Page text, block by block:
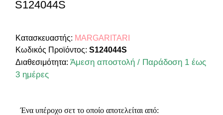
S124044S
Κατασκευαστής: MARGARITARI
Κωδικός Προϊόντος: S124044S
Διαθεσιμότητα: Άμεση αποστολή / Παράδοση 1 έως
3 ημέρες
Ένα υπέροχο σετ το οποίο αποτελείται από: